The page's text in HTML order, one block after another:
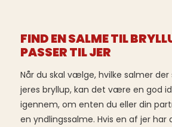
FIND EN SALME TIL
PASSER TIL JER
Når du skal vælge, hvilke salmer der
jeres bryllup, kan det være en god
igennem, om enten du eller din
en yndlingssalme. Hvis en af jer